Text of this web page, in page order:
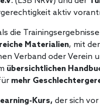
aktiv
die
Materialien, mit
Verband oder
übersichtlichen
mehr
Kurs, der sich